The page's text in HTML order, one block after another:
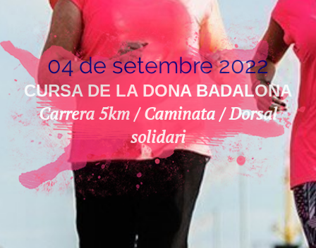
04 de setembre 2022
CURSA DE LA DONA BADALONA
Carrera 5km / Caminata / Dorsal
solidari